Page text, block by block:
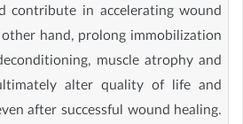
contribute in accelerating wound
hand, prolong immobilization
muscle atrophy and
alter quality of life and
after successful wound healing.